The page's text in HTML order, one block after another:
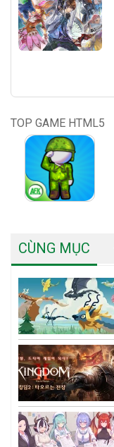
TOP GAME HTML5
CÙNG MỤC